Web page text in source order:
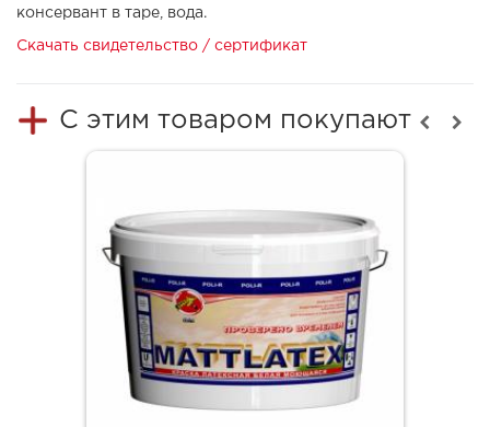
консервант в таре, вода.
Скачать свидетельство / сертификат
С этим товаром покупают